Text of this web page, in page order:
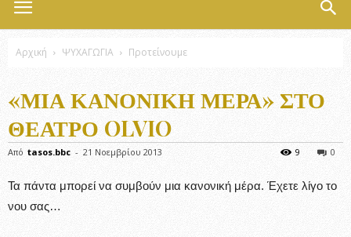
Αρχική ΨΥΧΑΓΩΓΙΑ Προτείνουμε
«ΜΙΑ ΚΑΝΟΝΙΚΉ ΜΈΡΑ» ΣΤΟ
ΘΈΑΤΡΟ OLVIO
Από tasos.bbc - 21 Νοεμβρίου 2013 0
9
Τα πάντα μπορεί να συμβούν μια κανονική μέρα. Έχετε λίγο το
νου σας…